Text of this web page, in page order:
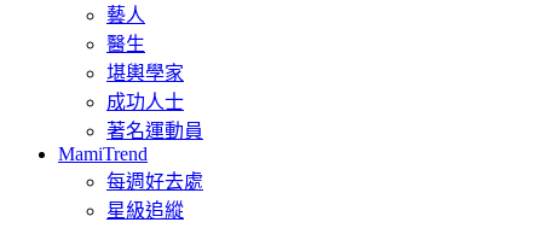
藝人
醫生
堪輿學家
成功人士
著名運動員
MamiTrend
每週好去處
星級追縱